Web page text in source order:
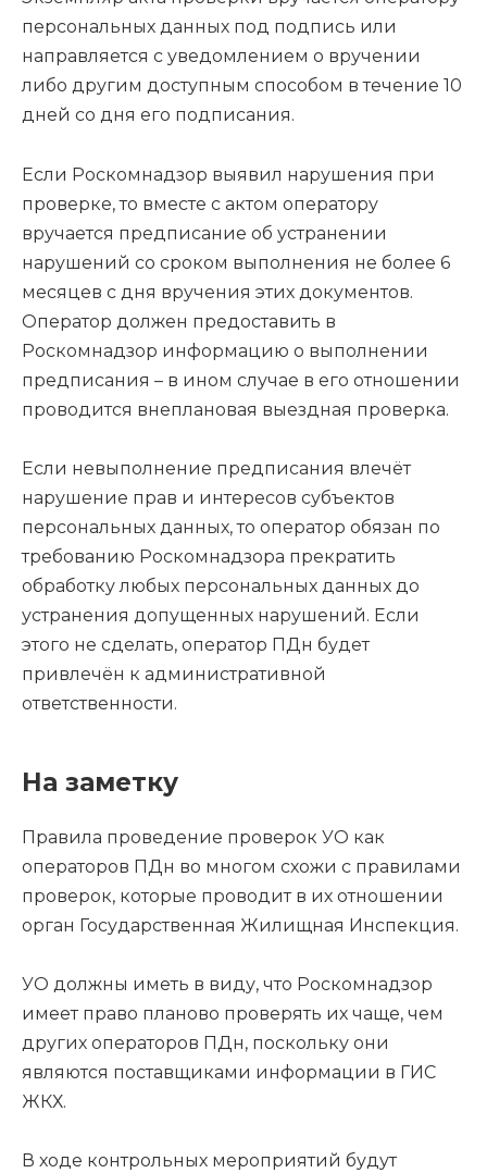
персональных данных под подпись или
направляется с уведомлением о вручении
либо другим доступным способом в течение 10
дней со дня его подписания.
Если Роскомнадзор выявил нарушения при
проверке, то вместе с актом оператору
вручается предписание об устранении
нарушений со сроком выполнения не более 6
месяцев с дня вручения этих документов.
Оператор должен предоставить в
Роскомнадзор информацию о выполнении
предписания – в ином случае в его отношении
проводится внеплановая выездная проверка.
Если невыполнение предписания влечёт
нарушение прав и интересов субъектов
персональных данных, то оператор обязан по
требованию Роскомнадзора прекратить
обработку любых персональных данных до
устранения допущенных нарушений. Если
этого не сделать, оператор ПДн будет
привлечён к административной
ответственности.
На заметку
Правила проведение проверок УО как
операторов ПДн во многом схожи с правилами
проверок, которые проводит в их отношении
орган Государственная Жилищная Инспекция.
УО должны иметь в виду, что Роскомнадзор
имеет право планово проверять их чаще, чем
других операторов ПДн, поскольку они
являются поставщиками информации в ГИС
ЖКХ.
В ходе контрольных мероприятий будут